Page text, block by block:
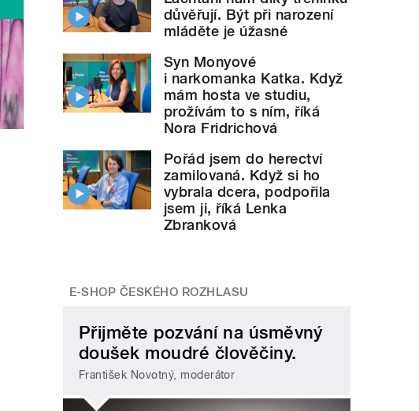
důvěřují. Být při narození
mláděte je úžasné
Syn Monyové
i narkomanka Katka. Když
mám hosta ve studiu,
prožívám to s ním, říká
Nora Fridrichová
Pořád jsem do herectví
zamilovaná. Když si ho
vybrala dcera, podpořila
jsem ji, říká Lenka
Zbranková
E-SHOP ČESKÉHO ROZHLASU
Přijměte pozvání na úsměvný
doušek moudré člověčiny.
František Novotný, moderátor